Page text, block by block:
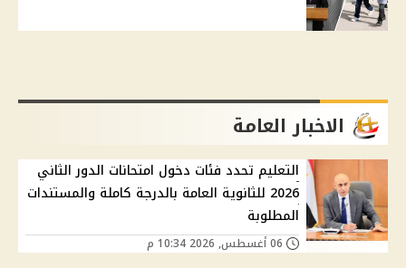
الاخبار العامة
التعليم تحدد فئات دخول امتحانات الدور الثاني
2026 للثانوية العامة بالدرجة كاملة والمستندات
المطلوبة